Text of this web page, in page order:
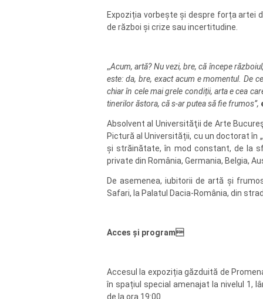
Expoziția vorbește și despre forța artei
de război și crize sau incertitudine.
„Acum, artă? Nu vezi, bre, că începe
este: da, bre, exact acum e momentul. De
chiar în cele mai grele condiții, arta e cea
tinerilor ăstora, că s-ar putea să fie frumos”,
Absolvent al Universităţii de Arte
Pictură al Universității, cu un doctorat
și străinătate, în mod constant, de la
private din România, Germania, Belgia,
De asemenea, iubitorii de artă și
Safari, la Palatul Dacia-România, din
Acces și program
Accesul la expoziția găzduită de
în spațiul special amenajat la nivelul 1,
de la ora 19:00.